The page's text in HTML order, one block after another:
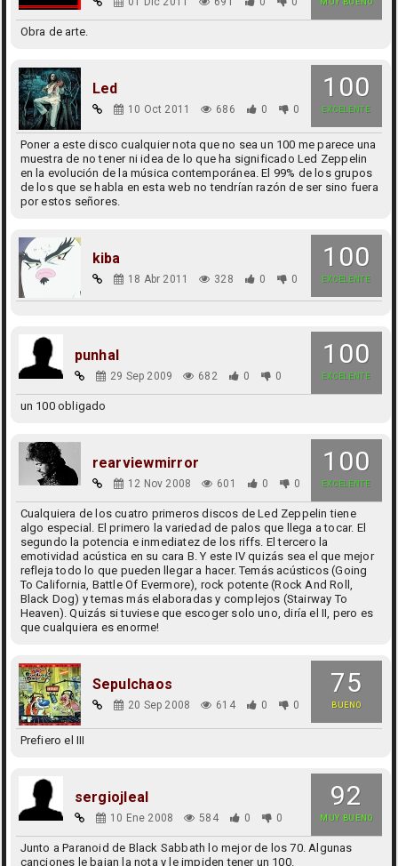
MUY BUENO
Obra de arte.
100
EXCELENTE
Led
10 Oct 2011 686 0 0
Poner a este disco cualquier nota que no sea un 100 me parece una
muestra de no tener ni idea de lo que ha significado Led Zeppelin
en la evolución de la música contemporánea. El 99% de los grupos
de los que se habla en esta web no tendrían razón de ser sino fuera
por estos señores.
100
EXCELENTE
kiba
18 Abr 2011 328 0 0
100
EXCELENTE
punhal
29 Sep 2009 682 0 0
un 100 obligado
100
EXCELENTE
rearviewmirror
12 Nov 2008 601 0 0
Cualquiera de los cuatro primeros discos de Led Zeppelin tiene
algo especial. El primero la variedad de palos que llega a tocar. El
segundo la potencia e inmediatez de los riffs. El tercero la
emotividad acústica en su cara B. Y este IV quizás sea el que mejor
refleja todo lo que pueden llegar a hacer. Temás acústicos (Going
To California, Battle Of Evermore), rock potente (Rock And Roll,
Black Dog) y temas más elaboradas y complejos (Stairway To
Heaven). Quizás si tuviese que escoger solo uno, diría el II, pero es
que cualquiera es enorme!
75
BUENO
Sepulchaos
20 Sep 2008 614 0 0
Prefiero el III
92
MUY BUENO
sergiojleal
10 Ene 2008 584 0 0
Junto a Paranoid de Black Sabbath lo mejor de los 70. Algunas
canciones le bajan la nota y le impiden tener un 100.